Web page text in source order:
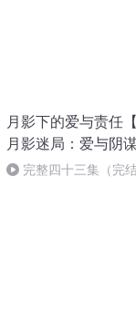
月影下的爱与责任【
月影迷局：爱与阴
博弈 | 悬疑爱情巨制
完整四十三集（完结